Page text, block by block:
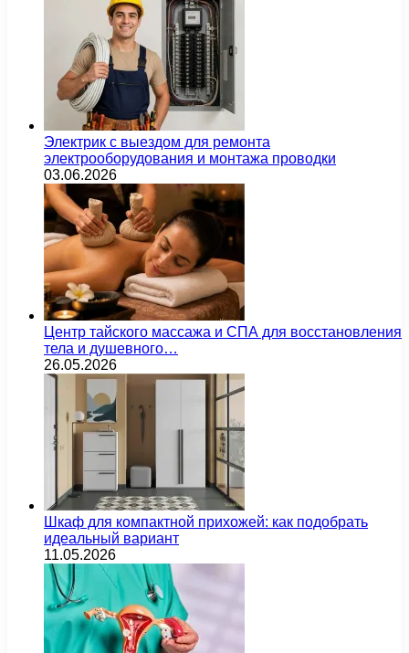
Электрик с выездом для ремонта
электрооборудования и монтажа проводки
03.06.2026
Центр тайского массажа и СПА для восстановления
тела и душевного…
26.05.2026
Шкаф для компактной прихожей: как подобрать
идеальный вариант
11.05.2026